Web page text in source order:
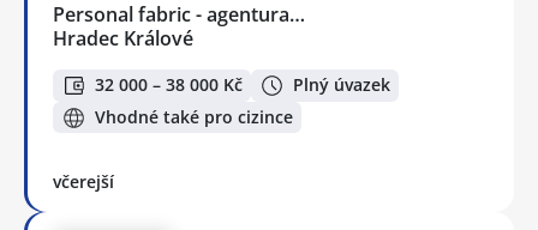
Personal fabric - agentura…
Hradec Králové
32 000 – 38 000 Kč
Plný úvazek
Vhodné také pro cizince
včerejší